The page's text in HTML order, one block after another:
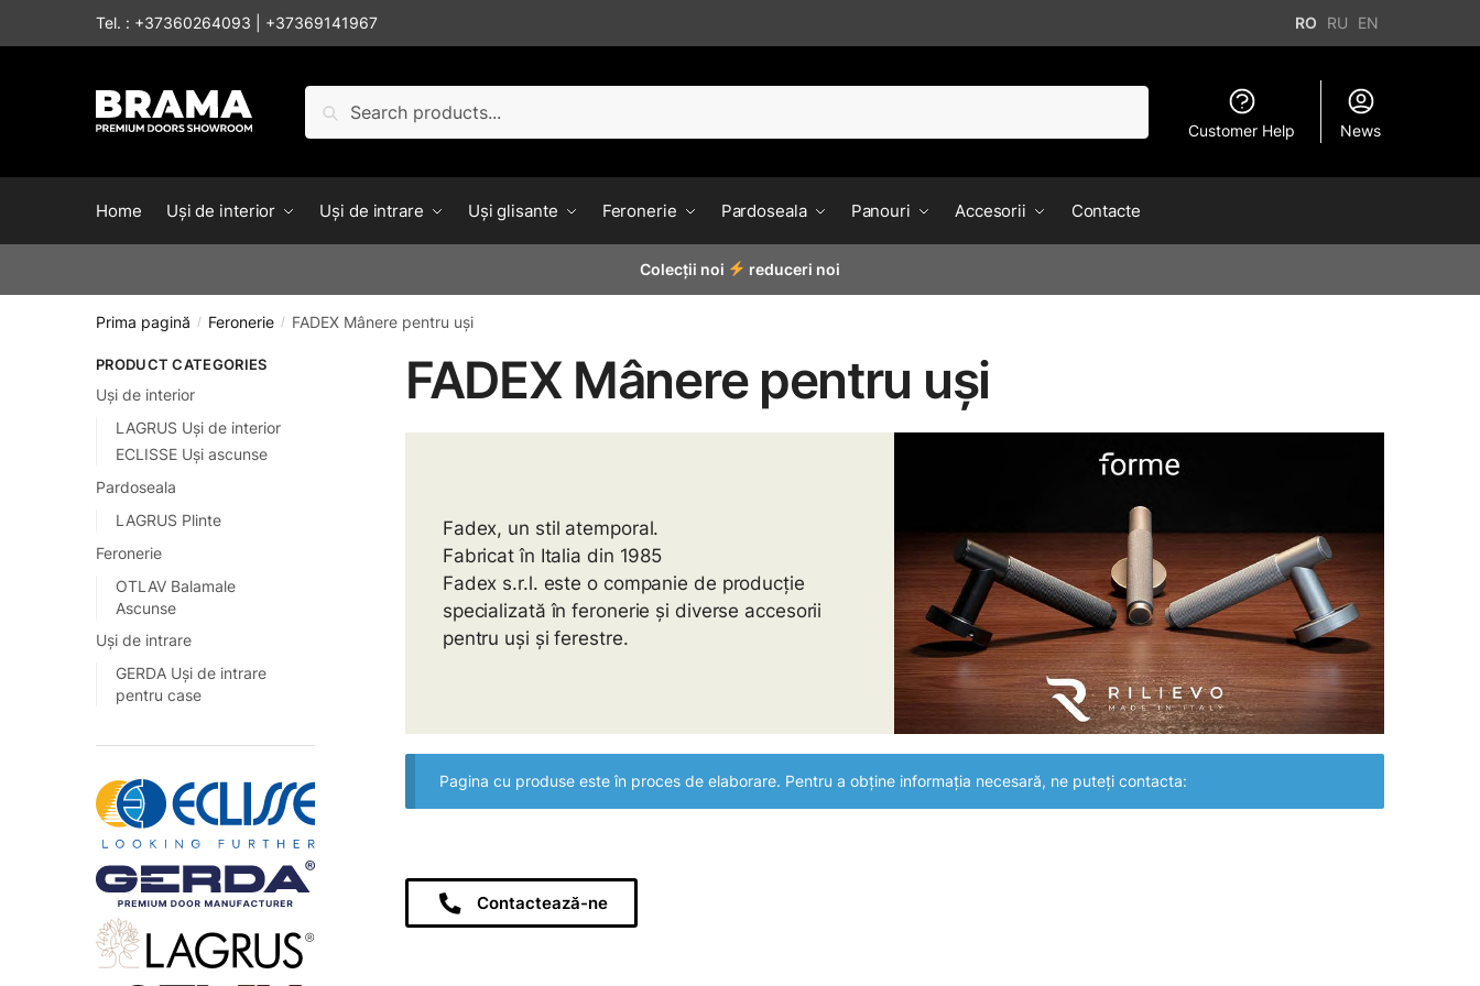
Tel. : +37360264093 +37369141967 RO RU EN
Caută
Customer Help News
Home Uși de interior Uși de intrare Uși glisante Feronerie Pardoseala Panouri Accesorii Contacte
Colecții noi reduceri noi
Prima pagină / Feronerie / FADEX Mânere pentru uși
FADEX Mânere pentru uși
Fadex, un stil atemporal.
Fabricat în Italia din 1985
Fadex s.r.l. este o companie de producție
specializată în feronerie și diverse accesorii
pentru uși și ferestre.
Pagina cu produse este în proces de elaborare. Pentru a obține informația necesară, ne puteți contacta:
Contactează-ne
PRODUCT CATEGORIES
Uși de interior
LAGRUS Uși de interior
ECLISSE Uși ascunse
Pardoseala
LAGRUS Plinte
Feronerie
OTLAV Balamale
Ascunse
Uși de intrare
GERDA Uși de intrare
pentru case